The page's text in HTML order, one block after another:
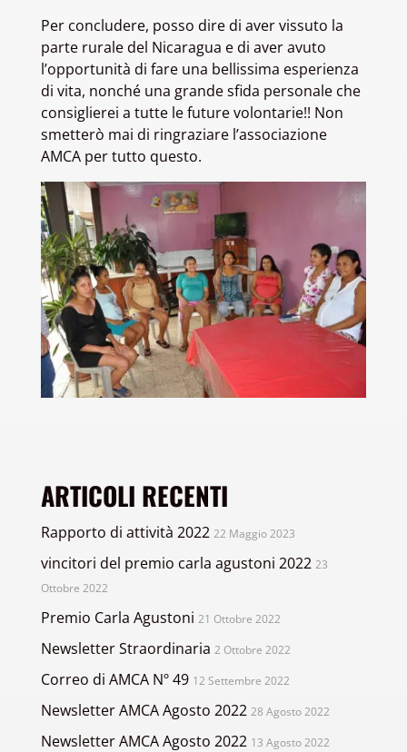
Per concludere, posso dire di aver vissuto la
parte rurale del Nicaragua e di aver avuto
l’opportunità di fare una bellissima esperienza
di vita, nonché una grande sfida personale che
consiglierei a tutte le future volontarie!! Non
smetterò mai di ringraziare l’associazione
AMCA per tutto questo.
ARTICOLI RECENTI
Rapporto di attività 2022 22 Maggio 2023
vincitori del premio carla agustoni 2022 23
Ottobre 2022
Premio Carla Agustoni 21 Ottobre 2022
Newsletter Straordinaria 2 Ottobre 2022
Correo di AMCA Nº 49 12 Settembre 2022
Newsletter AMCA Agosto 2022 28 Agosto 2022
Newsletter AMCA Agosto 2022 13 Agosto 2022